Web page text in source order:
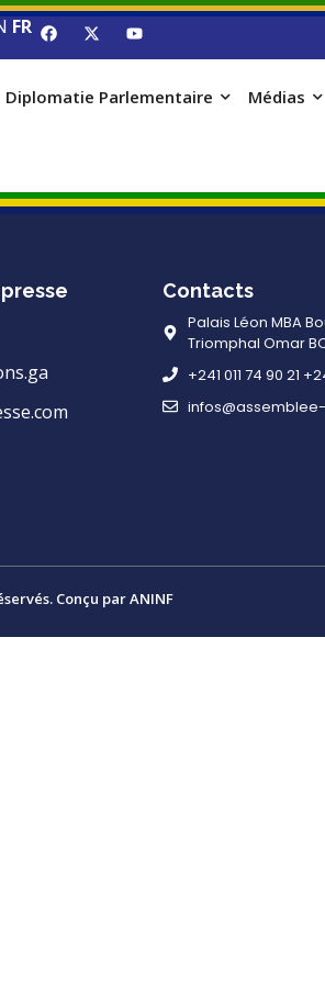
FR
Diplomatie Parlementaire Médias
Contacts
Palais Léon MBA
Triomphal Omar
+241 011 74 90 21
Conçu par ANINF